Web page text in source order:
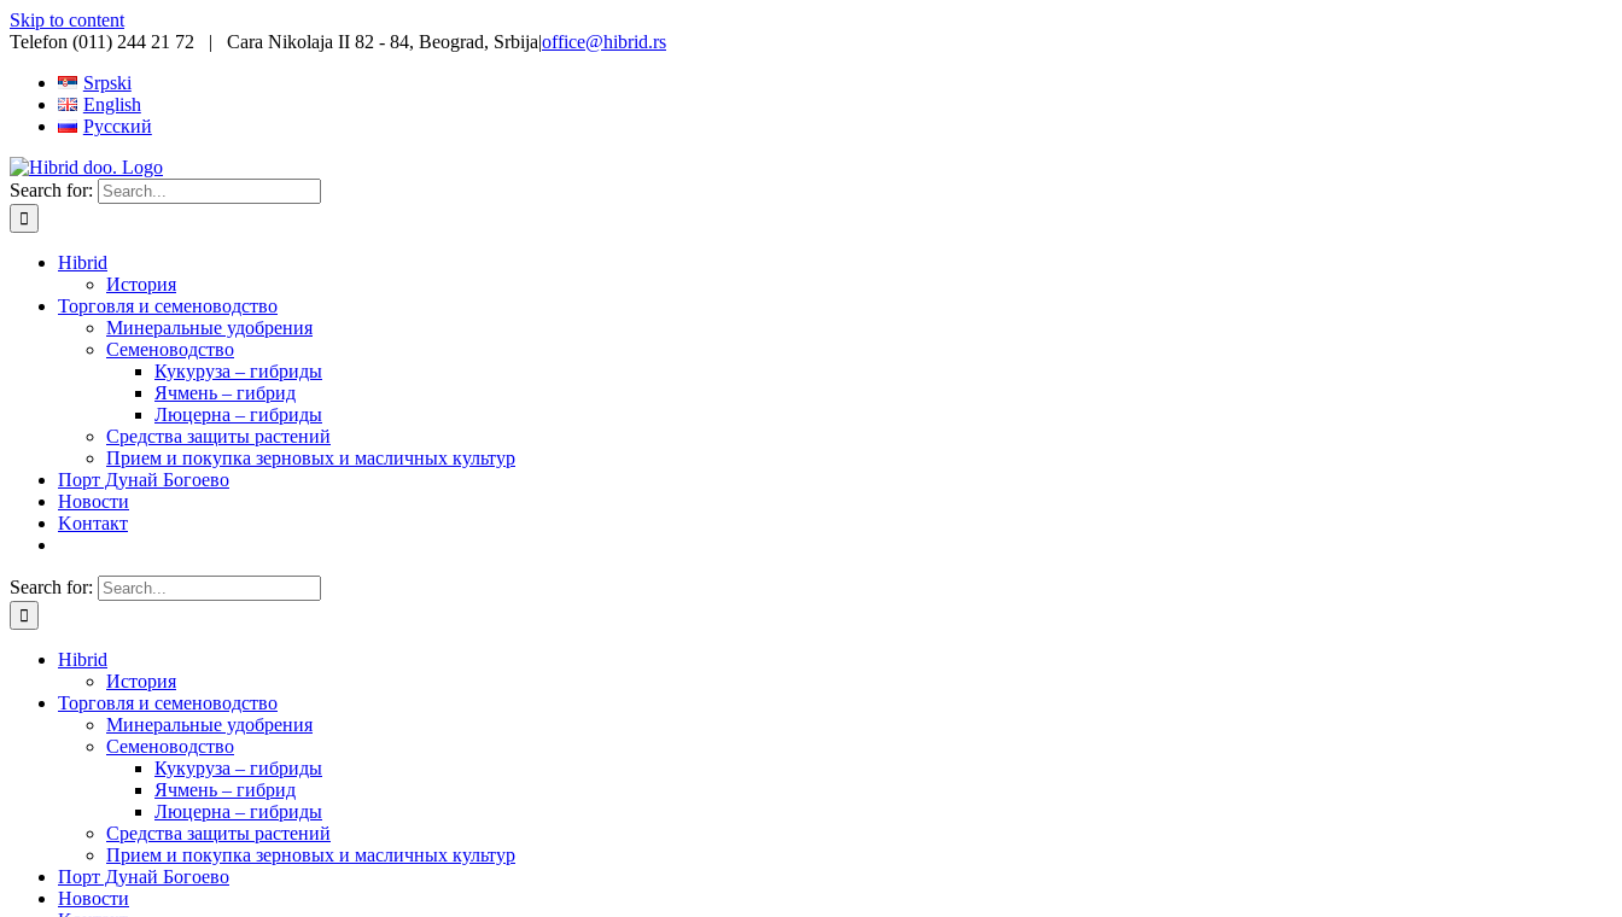
Skip to content
Telefon (011) 244 21 72 | Cara Nikolaja II 82 - 84, Beograd, Srbija|office@hibrid.rs
Srpski
English
Русский
Search for:
Hibrid
История
Торговля и семеноводство
Минеральные удобрения
Семеноводство
Кукуруза – гибриды
Ячмень – гибрид
Люцерна – гибриды
Средства защиты растений
Прием и покупка зерновых и масличных культур
Порт Дунай Богоево
Новости
Koнтакт
Search for:
Hibrid
История
Торговля и семеноводство
Минеральные удобрения
Семеноводство
Кукуруза – гибриды
Ячмень – гибрид
Люцерна – гибриды
Средства защиты растений
Прием и покупка зерновых и масличных культур
Порт Дунай Богоево
Новости